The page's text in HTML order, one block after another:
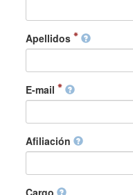
Apellidos
E-mail
Afiliación
Cargo